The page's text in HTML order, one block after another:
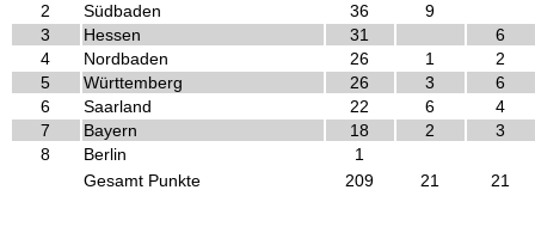
2
Südbaden 36
9
3
Hessen 31
6
4
Nordbaden 26 1
2
5
Württemberg 26 3
6
6
Saarland 22 6
4
7
Bayern 18 2
3
8
Berlin
1
Gesamt Punkte
209 21 21